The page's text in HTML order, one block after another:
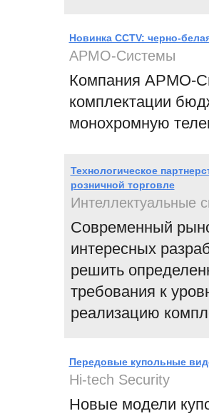
Новинка CCTV: черно-
АРМО-Системы
Компания АРМО-
комплектации
монохромную
Технологическое
розничной торговле
Интеллектуальные
Современный
интересных
решить
требования к
реализацию
Передовые купольные
Hi-tech Security
Новые модели